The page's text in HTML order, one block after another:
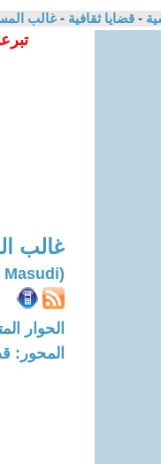
- قضايا ثقافية - غالب
غالب
(Galb Masudi)
الحوار المتمدن-
المحور: